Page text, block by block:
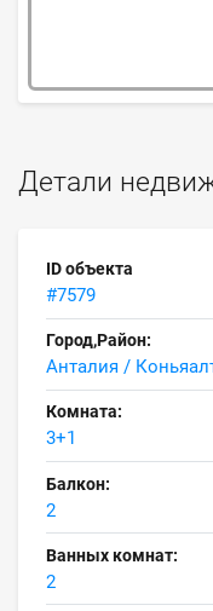
Детали
ID объекта
#7579
Город,Район:
Анталия /
Комната:
3+1
Балкон:
2
Ванных комнат:
2